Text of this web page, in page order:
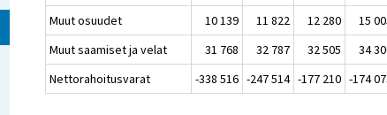
Muut osuudet
10 139 11 822 12 280 15
Muut saamiset ja velat
31 768 32 787 32 505 34
Nettorahoitusvarat
-338 516 -247 514 -177 210 -174